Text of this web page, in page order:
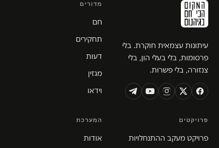
עיתונות עצמאית חוקרת. בלי
פרסומות, בלי בעלי הון, בלי
צנזורה, בלי פשרות.
מדורים
חם
תחקירים
דעות
מגזין
וידאו
פרויקטים
פרויקט מעקב ההתנחלויות
המערכת
אודות